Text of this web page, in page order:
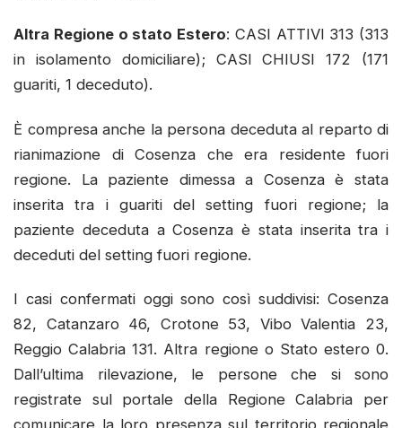
Altra Regione o stato Estero: CASI ATTIVI 313 (313
in isolamento domiciliare); CASI CHIUSI 172 (171
guariti, 1 deceduto).
È compresa anche la persona deceduta al reparto di
rianimazione di Cosenza che era residente fuori
regione. La paziente dimessa a Cosenza è stata
inserita tra i guariti del setting fuori regione; la
paziente deceduta a Cosenza è stata inserita tra i
deceduti del setting fuori regione.
I casi confermati oggi sono così suddivisi: Cosenza
82, Catanzaro 46, Crotone 53, Vibo Valentia 23,
Reggio Calabria 131. Altra regione o Stato estero 0.
Dall’ultima rilevazione, le persone che si sono
registrate sul portale della Regione Calabria per